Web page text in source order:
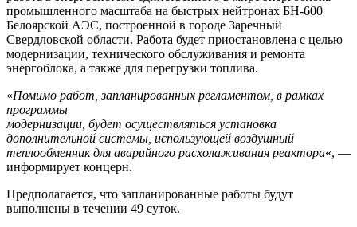
промышленного масштаба на быстрых нейтронах БН-600
Белоярской АЭС, построенной в городе Заречный
Свердловской области. Работа будет приостановлена с целью
модернизации, технического обслуживания и ремонта
энергоблока, а также для перегрузки топлива.
«Помимо работ, запланированных регламентом, в рамках
программы
модернизации, будет осуществляться установка
дополнительной системы, использующей воздушный
теплообменник для аварийного расхолаживания реактора«, —
информирует концерн.
Предполагается, что запланированные работы будут
выполнены в течении 49 суток.